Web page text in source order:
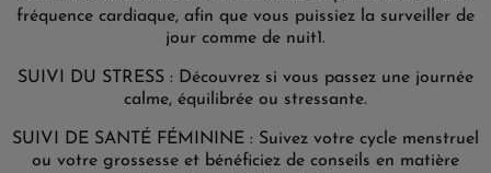
fréquence cardiaque, afin que vous puissiez la surveiller de
jour comme de nuit1.
SUIVI DU STRESS : Découvrez si vous passez une journée
calme, équilibrée ou stressante.
SUIVI DE SANTÉ FÉMININE : Suivez votre cycle menstruel
ou votre grossesse et bénéficiez de conseils en matière